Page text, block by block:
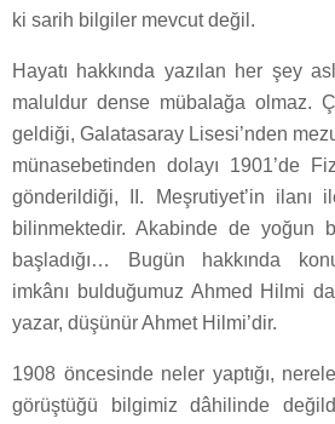
ki sarih bilgiler mevcut değil.
Hayatı hakkında yazılan her şey
maluldur dense mübalağa olmaz.
geldiği, Galatasaray Lisesi’nden
münasebetinden dolayı 1901’de
gönderildiği, II. Meşrutiyet’in ilanı
bilinmektedir. Akabinde de yoğun
başladığı… Bugün hakkında
imkânı bulduğumuz Ahmed Hilmi
yazar, düşünür Ahmet Hilmi’dir.
1908 öncesinde neler yaptığı,
görüştüğü bilgimiz dâhilinde